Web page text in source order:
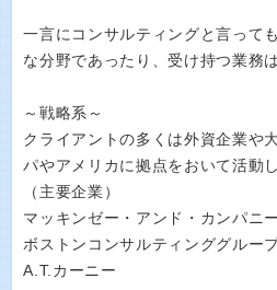
一言にコンサルティングと言って
な分野であったり、受け持つ業務
～戦略系～
クライアントの多くは外資企業や
パやアメリカに拠点をおいて活動
（主要企業）
マッキンゼー・アンド・カンパニー
ボストンコンサルティンググルー
A.T.カーニー